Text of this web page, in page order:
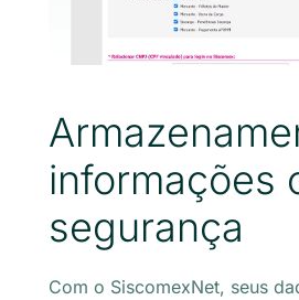
informações
segurança
Com o SiscomexNet, seus